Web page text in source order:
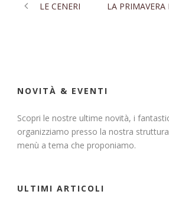
LE CENERI LA
NOVITÀ & EVENTI
Scopri le nostre ultime novità, i
organizziamo presso la nostra
menù a tema che proponiamo.
ULTIMI ARTICOLI